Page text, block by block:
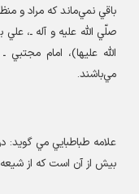
باقي نمي‌ماند که مراد و
صلّي الله عليه و آله ـ، علي
الله علیها)، امام مجتبي
مي‌باشند.
علامه طباطبايي مي گويد:
بيش از آن است که از شيعه